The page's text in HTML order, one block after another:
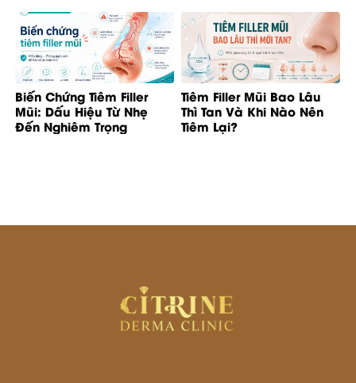
Biến Chứng Tiêm Filler
Mũi: Dấu Hiệu Từ Nhẹ
Đến Nghiêm Trọng
Tiêm Filler Mũi Bao Lâu
Thì Tan Và Khi Nào Nên
Tiêm Lại?